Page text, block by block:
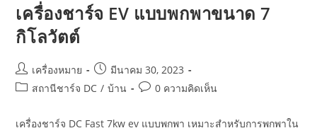
เครื่องชาร์จ EV แบบพกพาขนาด 7
กิโลวัตต์
เครื่องหมาย
มีนาคม 30, 2023
สถานีชาร์จ DC / บ้าน 0 ความคิดเห็น
เครื่องชาร์จ DC Fast 7kw ev แบบพกพา เหมาะสำหรับการพกพาใน